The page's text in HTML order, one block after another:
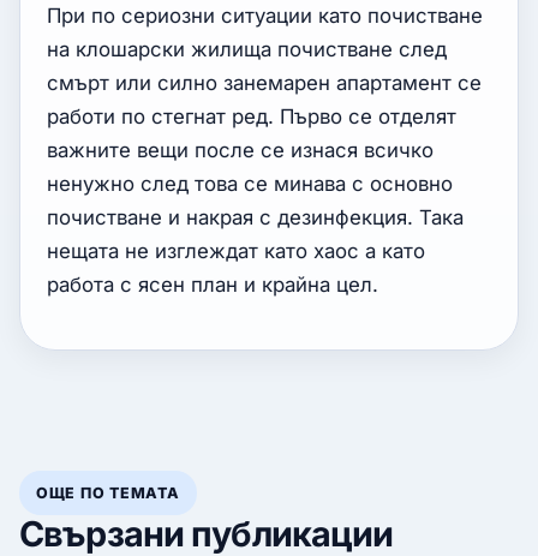
При по сериозни ситуации като почистване
на клошарски жилища почистване след
смърт или силно занемарен апартамент се
работи по стегнат ред. Първо се отделят
важните вещи после се изнася всичко
ненужно след това се минава с основно
почистване и накрая с дезинфекция. Така
нещата не изглеждат като хаос а като
работа с ясен план и крайна цел.
ОЩЕ ПО ТЕМАТА
Свързани публикации